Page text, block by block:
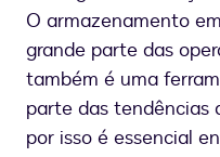
O armazenamento
grande parte das
também é uma
parte das tendências
por isso é essencial